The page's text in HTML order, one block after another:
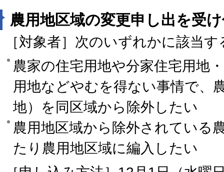
農用地区域の変更申し出を受
［対象者］次のいずれかに該当す
農家の住宅用地や分家住宅用地
用地などやむを得ない事情で、
地）を同区域から除外したい
農用地区域から除外されている
たり農用地区域に編入したい